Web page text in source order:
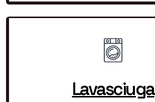
Lavasciuga